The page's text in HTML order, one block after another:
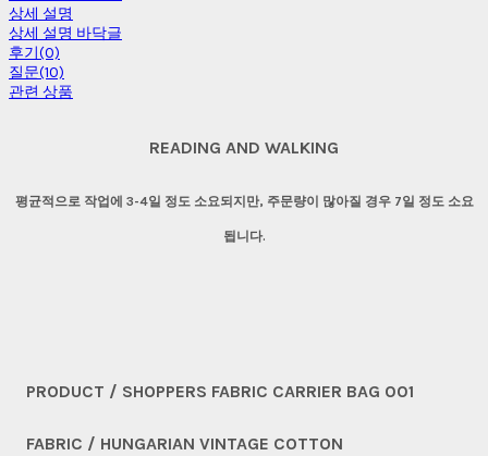
상세 설명
상세 설명 바닥글
후기(0)
질문(10)
관련 상품
READING AND WALKING
평균적으로 작업에 3-4일 정도 소요되지만, 주문량이 많아질 경우 7일 정도 소요
됩니다.
PRODUCT / SHOPPERS FABRIC CARRIER BAG 001
FABRIC / HUNGARIAN VINTAGE COTTON